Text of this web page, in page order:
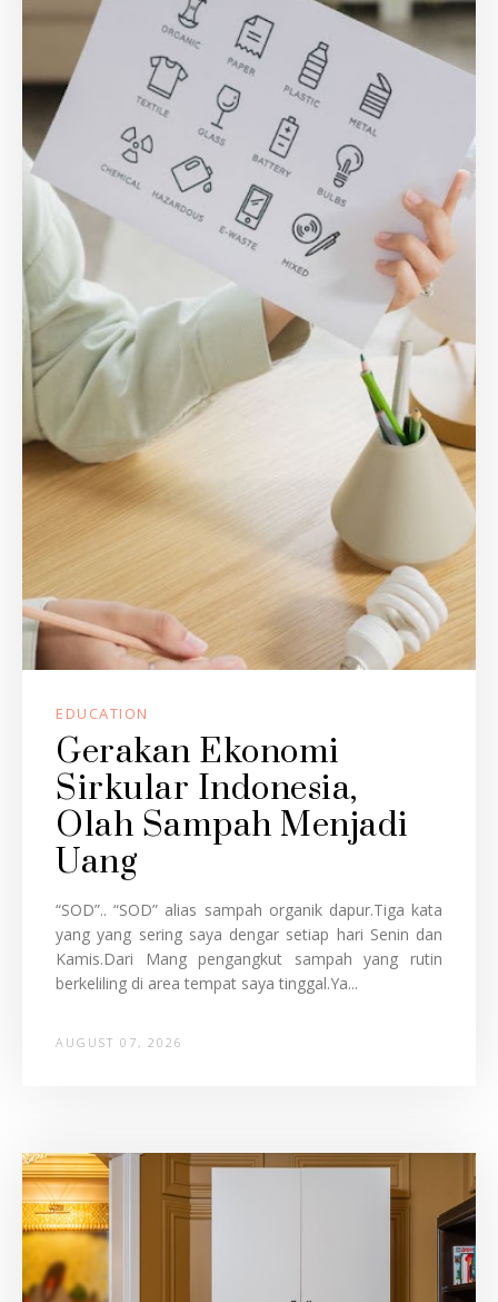
EDUCATION
Gerakan Ekonomi
Sirkular Indonesia,
Olah Sampah Menjadi
Uang
“SOD”.. “SOD” alias sampah organik dapur.Tiga kata
yang yang sering saya dengar setiap hari Senin dan
Kamis.Dari Mang pengangkut sampah yang rutin
berkeliling di area tempat saya tinggal.Ya...
AUGUST 07, 2026